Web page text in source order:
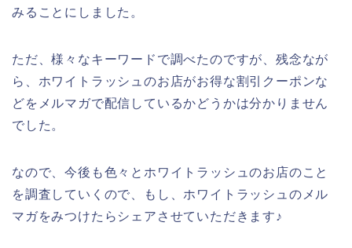
みることにしました。
ただ、様々なキーワードで調べたのですが、残念なが
ら、ホワイトラッシュのお店がお得な割引クーポンな
どをメルマガで配信しているかどうかは分かりません
でした。
なので、今後も色々とホワイトラッシュのお店のこと
を調査していくので、もし、ホワイトラッシュのメル
マガをみつけたらシェアさせていただきます♪